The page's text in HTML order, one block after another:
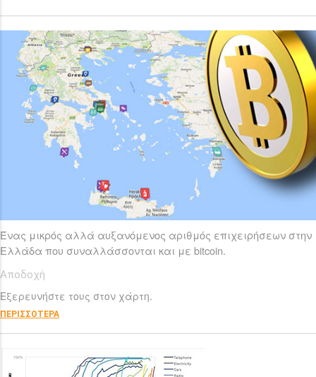
Ένας μικρός αλλά αυξανόμενος αριθμός επιχειρήσεων στην
Ελλάδα που συναλλάσσονται και με bitcoin.
Αποδοχή
Εξερευνήστε τους στον χάρτη.
ΠΕΡΙΣΣOΤΕΡΑ